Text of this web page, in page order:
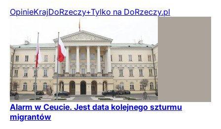
OpinieKrajDoRzeczy+Tylko na DoRzeczy.pl
Alarm w Ceucie. Jest data kolejnego szturmu
migrantów